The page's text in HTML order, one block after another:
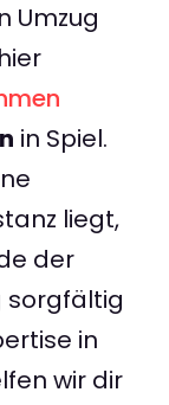
Umzug
in Spiel.
liegt,
der
sorgfältig
in
wir dir